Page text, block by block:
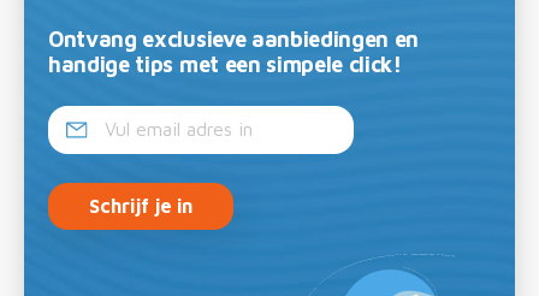
Ontvang exclusieve aanbiedingen en
handige tips met een simpele click!
Schrijf je in